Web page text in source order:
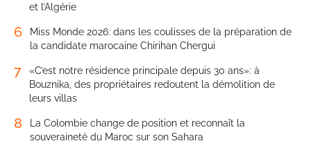
et l’Algérie
6
Miss Monde 2026: dans les coulisses de la préparation de
la candidate marocaine Chirihan Chergui
7
«C’est notre résidence principale depuis 30 ans»: à
Bouznika, des propriétaires redoutent la démolition de
leurs villas
8
La Colombie change de position et reconnaît la
souveraineté du Maroc sur son Sahara